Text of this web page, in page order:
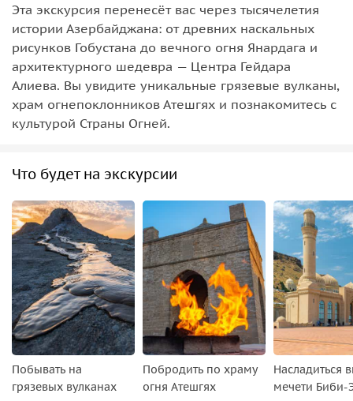
Эта экскурсия перенесёт вас через тысячелетия
истории Азербайджана: от древних наскальных
рисунков Гобустана до вечного огня Янардага и
архитектурного шедевра — Центра Гейдара
Алиева. Вы увидите уникальные грязевые вулканы,
храм огнепоклонников Атешгях и познакомитесь с
культурой Страны Огней.
Что будет на экскурсии
Побывать на
грязевых вулканах
Побродить по храму
огня Атешгях
Насладиться
мечети Биби-